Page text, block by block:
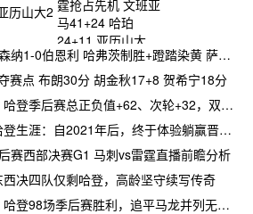
历山大2
1-0伯恩利 哈弗茨制胜+蹬踏染黄 萨卡献助攻
赛点 布朗30分 胡金秋17+8 贺希宁18分
后赛总正负值+62、次轮+32，双数据领跑骑士全队
涯：自2021年后，终于体验躺赢晋级滋味
赛西部决赛G1 马刺vs雷霆直播前瞻分析
决四队仅剩哈登，高龄坚守续写传奇
场季后赛胜利，追平马龙并列无冠球员历史第一